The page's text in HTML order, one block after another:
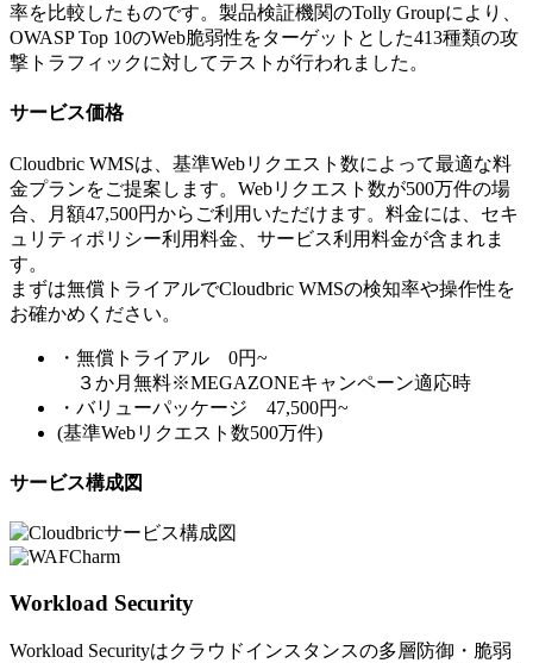
率を比較したものです。製品検証機関のTolly Groupにより、
OWASP Top 10のWeb脆弱性をターゲットとした413種類の攻
撃トラフィックに対してテストが行われました。
サービス価格
Cloudbric WMSは、基準Webリクエスト数によって最適な料
金プランをご提案します。Webリクエスト数が500万件の場
合、月額47,500円からご利用いただけます。料金には、セキ
ュリティポリシー利用料金、サービス利用料金が含まれま
す。
まずは無償トライアルでCloudbric WMSの検知率や操作性を
お確かめください。
・無償トライアル 0円~
３か月無料※MEGAZONEキャンペーン適応時
・バリューパッケージ 47,500円~
(基準Webリクエスト数500万件)
サービス構成図
Workload Security
Workload Securityはクラウドインスタンスの多層防御・脆弱